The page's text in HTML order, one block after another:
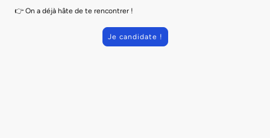
👉 On a déjà hâte de te rencontrer !
Je candidate !